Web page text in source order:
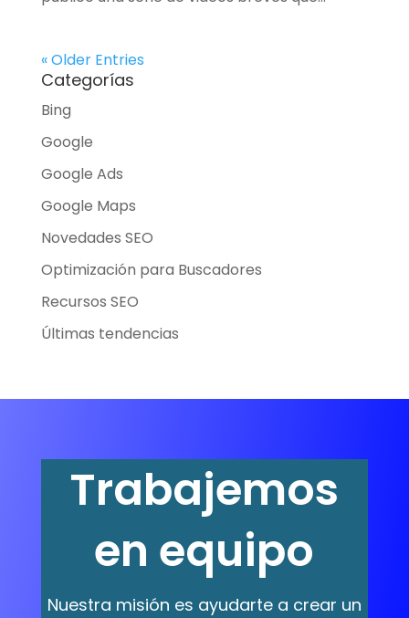
« Older Entries
Categorías
Bing
Google
Google Ads
Google Maps
Novedades SEO
Optimización para Buscadores
Recursos SEO
Últimas tendencias
Trabajemos
en equipo
Nuestra misión es ayudarte a crear un